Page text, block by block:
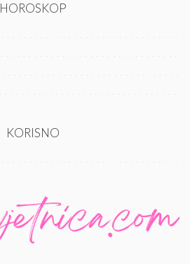
HOROSKOP
KORISNO